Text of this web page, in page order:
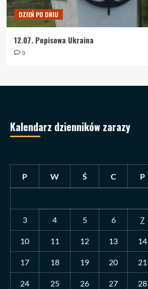
DZIEŃ PO DNIU
12.07. Popisowa Ukraina
0
Kalendarz dzienników zarazy
P W Ś C P
3 4 5 6 7
10 11 12 13 14
17 18 19 20 21
24 25 26 27 28